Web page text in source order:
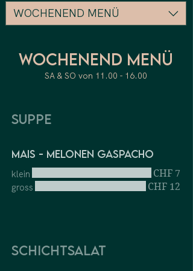
WOCHENEND MENÜ
WOCHENEND MENÜ
SA & SO von 11.00 - 16.00
Suppe
Mais - Melonen Gaspacho
klein CHF 7
gross CHF 12
Schichtsalat